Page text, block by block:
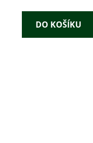
DO KOŠÍKU